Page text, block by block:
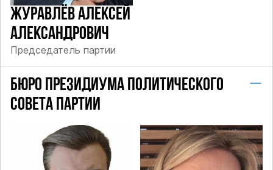
Секретарь политсовета
Политический совет партии
Центральная контрольно-
ревизионная комиссия партии
Исполнительный комитет 08
Советы Партии 09
ЖУРАВЛЁВ АЛЕКСЕЙ
АЛЕКСАНДРОВИЧ
Председатель партии
БЮРО ПРЕЗИДИУМА ПОЛИТИЧЕСКОГО
СОВЕТА ПАРТИИ